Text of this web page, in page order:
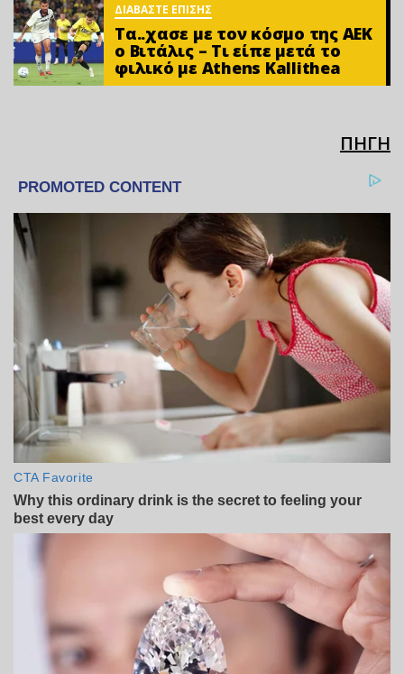
ΔΙΑΒΑΣΤΕ ΕΠΙΣΗΣ
Τα..χασε με τον κόσμο της ΑΕΚ
ο Βιτάλις – Τι είπε μετά το
φιλικό με Athens Kallithea
ΠΗΓΗ